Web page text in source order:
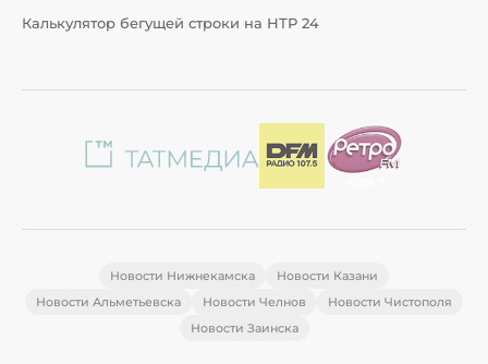
Калькулятор бегущей строки на НТР 24
Новости Нижнекамска
Новости Казани
Новости Альметьевска
Новости Челнов
Новости Чистополя
Новости Заинска